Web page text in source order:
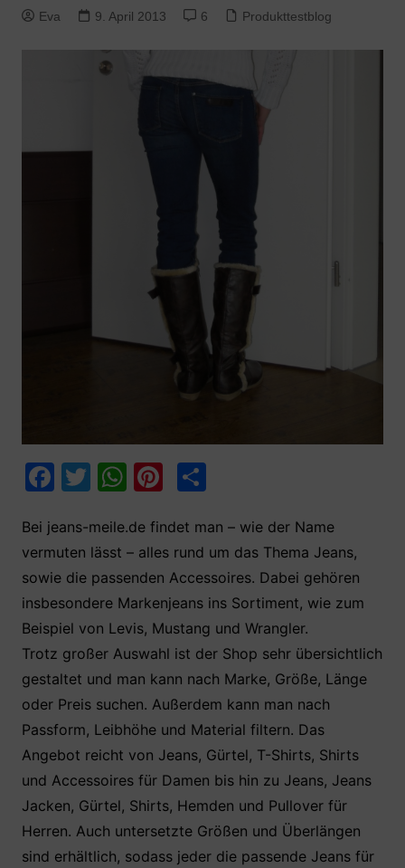
Eva 9. April 2013 6 Produkttestblog
F
c
e
b
o
o
k
T
itt
er
W
at
s
A
p
p
Pi
er
e
st
le
n
Bei jeans-meile.de findet man – wie der Name
vermuten lässt – alles rund um das Thema Jeans,
sowie die passenden Accessoires. Dabei gehören
insbesondere Markenjeans ins Sortiment, wie zum
Beispiel von Levis, Mustang und Wrangler.
Trotz großer Auswahl ist der Shop sehr übersichtlich
gestaltet und man kann nach Marke, Größe, Länge
oder Preis suchen. Außerdem kann man nach
Passform, Leibhöhe und Material filtern. Das
Angebot reicht von Jeans, Gürtel, T-Shirts, Shirts
und Accessoires für Damen bis hin zu Jeans, Jeans
Jacken, Gürtel, Shirts, Hemden und Pullover für
Herren. Auch untersetzte Größen und Überlängen
sind erhältlich, sodass jeder die passende Jeans für